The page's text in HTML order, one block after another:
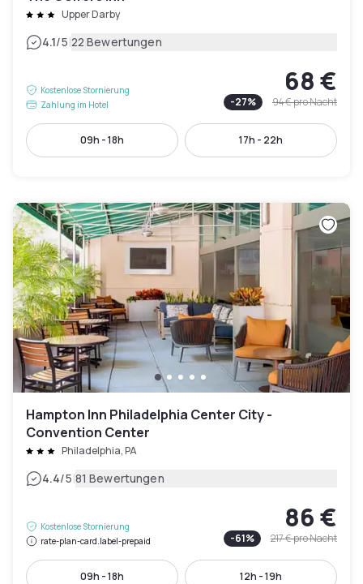
Upper Darby
4.1/5|22 Bewertungen
Kostenlose Stornierung
Zahlung im Hotel
68 €
-27% 94 €pro Nacht
09h - 18h 17h - 22h
Hampton Inn Philadelphia Center City -
Convention Center
Philadelphia, PA
4.4/5|81 Bewertungen
Kostenlose Stornierung
rate-plan-card.label-prepaid
86 €
-61% 217 €pro Nacht
09h - 18h 12h - 19h